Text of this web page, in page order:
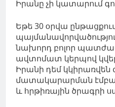
Իրանը չի կատարում
Եթե 30 օրվա
նախորդ բոլոր
ավտոմատ կերպով
Իրանի դեմ կկիրառվեն
մատակարարման
և հրթիռային ծրագրի